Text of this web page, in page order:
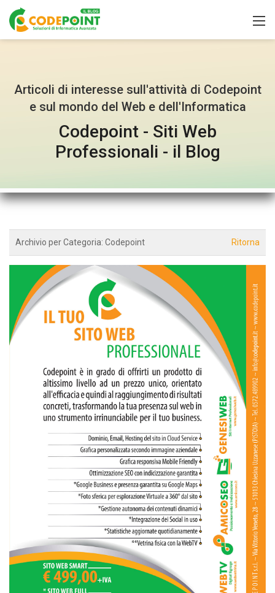
Articoli di interesse sull'attività di Codepoint
e sul mondo del Web e dell'Informatica
Codepoint - Siti Web
Professionali - il Blog
Archivio per Categoria: Codepoint Ritorna